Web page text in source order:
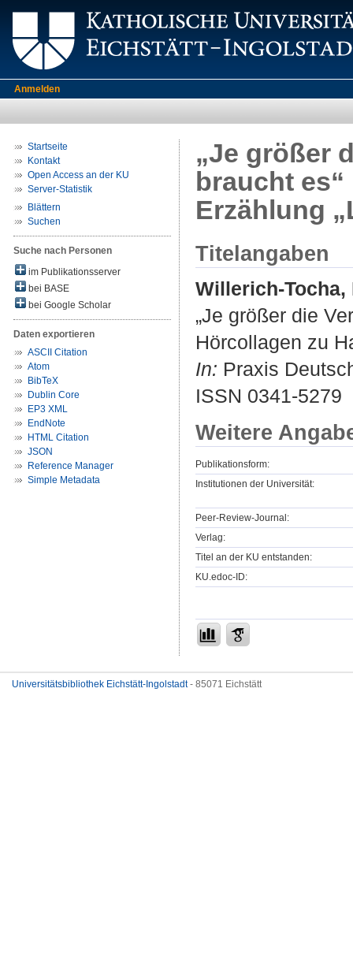
Anmelden
Startseite
Kontakt
Open Access an der KU
Server-Statistik
Blättern
Suchen
Suche nach Personen
im Publikationsserver
bei BASE
bei Google Scholar
Daten exportieren
ASCII Citation
Atom
BibTeX
Dublin Core
EP3 XML
EndNote
HTML Citation
JSON
Reference Manager
Simple Metadata
„Je größer
braucht
Erzählung
Titelangaben
Willerich-Tocha,
„Je größer die
Hörcollagen zu
In: Praxis
ISSN 0341-5279
Weitere
Publikationsform:
Institutionen der Universität:
Peer-Review-Journal:
Verlag:
Titel an der KU entstanden:
KU.edoc-ID:
Universitätsbibliothek Eichstätt-Ingolstadt- 85071 Eichstätt